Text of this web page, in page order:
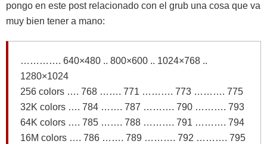
pongo en este post relacionado con el grub una cosa que va
muy bien tener a mano:
…………. 640×480 .. 800×600 .. 1024×768 ..
1280×1024
256 colors …. 768 ……. 771 ………. 773 ………. 775
32K colors …. 784 ……. 787 ………. 790 ………. 793
64K colors …. 785 ……. 788 ………. 791 ………. 794
16M colors …. 786 ……. 789 ………. 792 ………. 795